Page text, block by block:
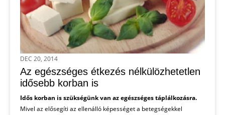
DEC 20, 2014
Az egészséges étkezés nélkülözhetetlen
idősebb korban is
Idős korban is szükségünk van az egészséges táplálkozásra.
Mivel az elősegíti az ellenálló képességet a betegségekkel